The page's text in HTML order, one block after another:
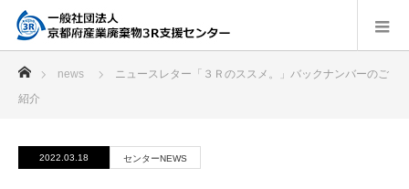
news
ニュースレター「３Ｒのススメ。」バックナンバーのご
紹介
2022.03.18 センターNEWS